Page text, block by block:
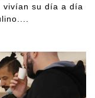
vivían su día a día